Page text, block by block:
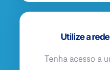
Utilize a
Tenha acesso a